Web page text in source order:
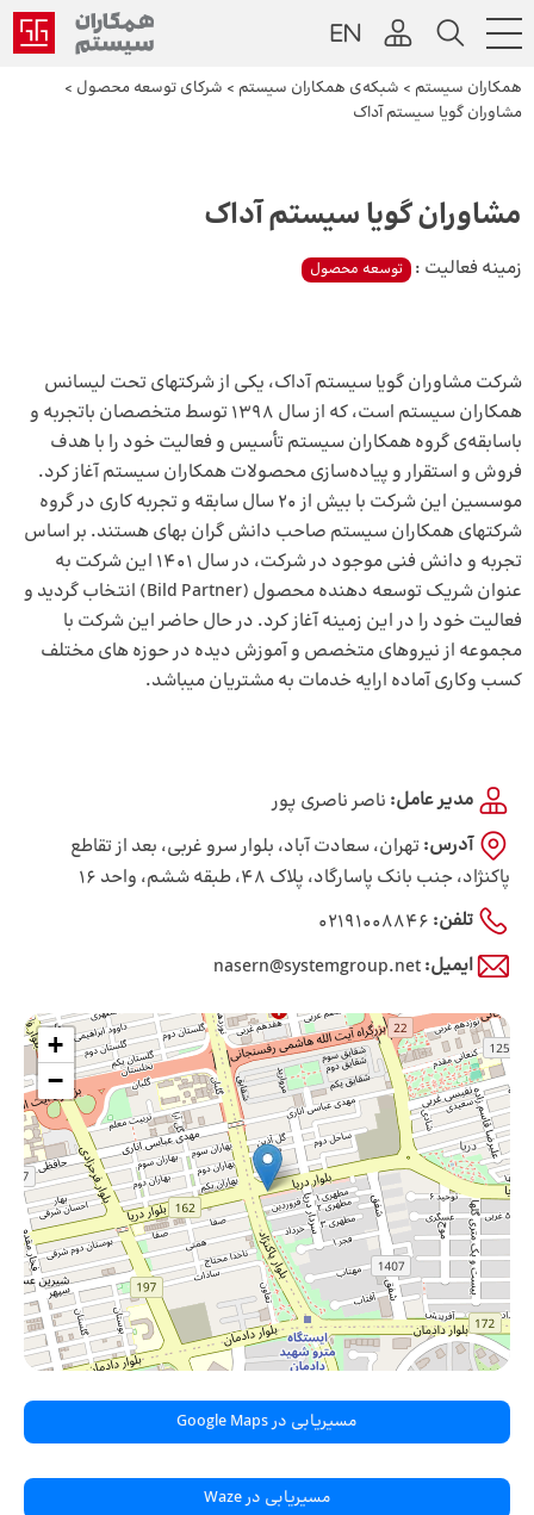
همکاران سیستم > شبکه‌ی همکاران سیستم > شرکای توسعه محصول >
مشاوران گویا سیستم آداک
مشاوران گویا سیستم آداک
زمینه فعالیت : توسعه محصول
شرکت مشاوران گویا سیستم آداک، یکی از شرکتهای تحت لیسانس
همکاران سیستم است، که از سال 1398 توسط متخصصان باتجربه و
باسابقه‌‌ی گروه همکاران سیستم تأسیس و فعالیت خود را با هدف
فروش و استقرار و پیاده‌سازی محصولات همکاران سیستم آغاز کرد.
موسسین این شرکت با بیش از 20 سال سابقه و تجربه کاری در گروه
شرکتهای همکاران سیستم صاحب دانش گران بهای هستند. بر اساس
تجربه و دانش فنی موجود در شرکت، در سال 1401 این شرکت به
عنوان شریک توسعه دهنده محصول (Bild Partner) انتخاب گردید و
فعالیت خود را در این زمینه آغاز کرد. در حال حاضر این شرکت با
مجموعه از نیروهای متخصص و آموزش دیده در حوزه های مختلف
کسب وکاری آماده ارایه خدمات به مشتریان میباشد.
مدیر عامل: ناصر ناصری پور
آدرس: تهران، سعادت آباد، بلوار سرو غربی، بعد از تقاطع
پاکنژاد، جنب بانک پاسارگاد، پلاک 48، طبقه ششم، واحد 16
تلفن: 02191008846
ایمیل:nasern@systemgroup.net
+
−
مسیریابی در Google Maps
مسیریابی در Waze